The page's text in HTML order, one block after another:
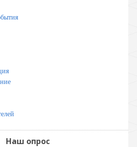
Наш опрос